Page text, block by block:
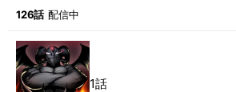
126話 配信中
1話